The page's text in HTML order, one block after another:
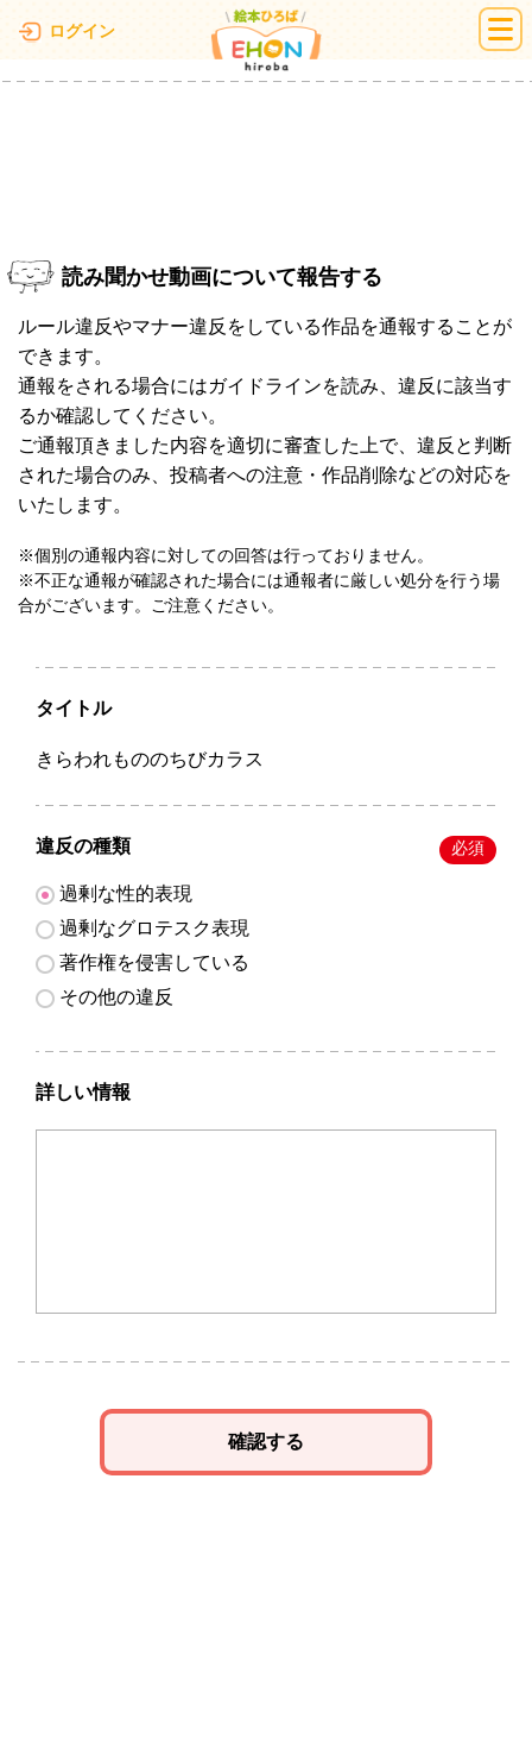
ログイン 絵本ひろば
読み聞かせ動画について報告する
ルール違反やマナー違反をしている作品を通報することが
できます。
通報をされる場合にはガイドラインを読み、違反に該当す
るか確認してください。
ご通報頂きました内容を適切に審査した上で、違反と判断
された場合のみ、投稿者への注意・作品削除などの対応を
いたします。
※個別の通報内容に対しての回答は行っておりません。
※不正な通報が確認された場合には通報者に厳しい処分を行う場
合がございます。ご注意ください。
タイトル
きらわれもののちびカラス
違反の種類 必須
過剰な性的表現
過剰なグロテスク表現
著作権を侵害している
その他の違反
詳しい情報
確認する